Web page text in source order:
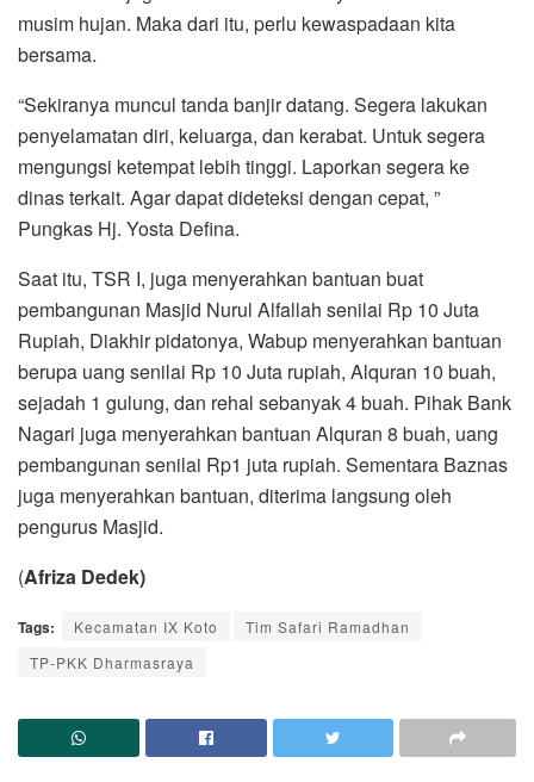
musim hujan. Maka dari itu, perlu kewaspadaan kita
bersama.
“Sekiranya muncul tanda banjir datang. Segera lakukan
penyelamatan diri, keluarga, dan kerabat. Untuk segera
mengungsi ketempat lebih tinggi. Laporkan segera ke
dinas terkait. Agar dapat dideteksi dengan cepat, ”
Pungkas Hj. Yosta Defina.
Saat itu, TSR I, juga menyerahkan bantuan buat
pembangunan Masjid Nurul Alfallah senilai Rp 10 Juta
Rupiah, Diakhir pidatonya, Wabup menyerahkan bantuan
berupa uang senilai Rp 10 Juta rupiah, Alquran 10 buah,
sejadah 1 gulung, dan rehal sebanyak 4 buah. Pihak Bank
Nagari juga menyerahkan bantuan Alquran 8 buah, uang
pembangunan senilai Rp1 juta rupiah. Sementara Baznas
juga menyerahkan bantuan, diterima langsung oleh
pengurus Masjid.
(Afriza Dedek)
Tags: Kecamatan IX Koto
Tim Safari Ramadhan
TP-PKK Dharmasraya